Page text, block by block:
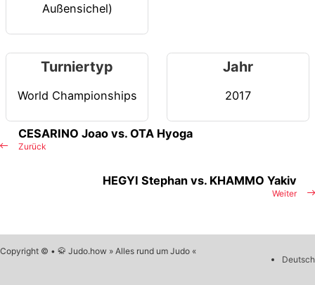
Außensichel)
Turniertyp
World Championships
Jahr
2017
Zurück
CESARINO Joao vs. OTA Hyoga
Weiter
HEGYI Stephan vs. KHAMMO Yakiv
Copyright © • 🥋 Judo.how » Alles rund um Judo «
Deutsch